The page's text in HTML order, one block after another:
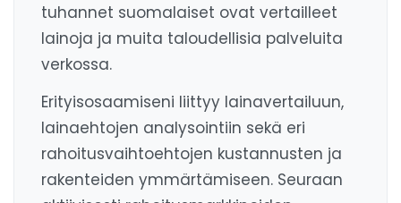
tuhannet suomalaiset ovat vertailleet
lainoja ja muita taloudellisia palveluita
verkossa.
Erityisosaamiseni liittyy lainavertailuun,
lainaehtojen analysointiin sekä eri
rahoitusvaihtoehtojen kustannusten ja
rakenteiden ymmärtämiseen. Seuraan